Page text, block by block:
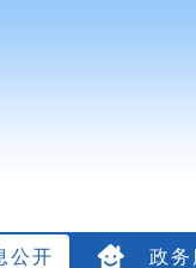
公开 政务